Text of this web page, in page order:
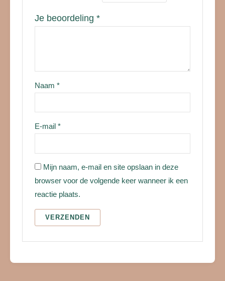
Je beoordeling*
Naam*
E-mail*
Mijn naam, e-mail en site opslaan in deze
browser voor de volgende keer wanneer ik een
reactie plaats.